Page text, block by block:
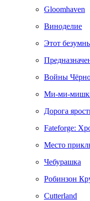
Gloomhaven
Виноделие
Этот
Войны
Ми-ми-
Дорога
Fateforge:
Место
Чебурашка
Робинзон
Cutterland